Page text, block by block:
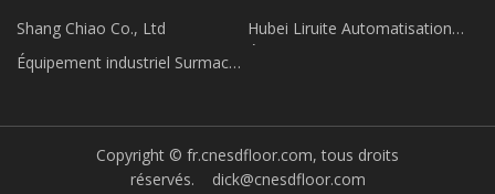
Shang Chiao Co., Ltd
Hubei Liruite Automatisation
Équipement industriel Surmach
Copyright © fr.cnesdfloor.com, tous droits
réservés. dick@cnesdfloor.com